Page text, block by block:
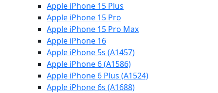
Apple iPhone 15 Plus
Apple iPhone 15 Pro
Apple iPhone 15 Pro Max
Apple iPhone 16
Apple iPhone 5s (A1457)
Apple iPhone 6 (A1586)
Apple iPhone 6 Plus (A1524)
Apple iPhone 6s (A1688)